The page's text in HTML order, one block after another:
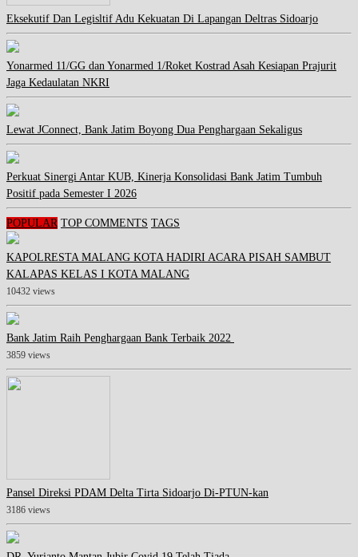
Eksekutif Dan Legisltif Adu Kekuatan Di Lapangan Deltras Sidoarjo
Yonarmed 11/GG dan Yonarmed 1/Roket Kostrad Asah Kesiapan Prajurit
Jaga Kedaulatan NKRI
Lewat JConnect, Bank Jatim Boyong Dua Penghargaan Sekaligus
Perkuat Sinergi Antar KUB, Kinerja Konsolidasi Bank Jatim Tumbuh
Positif pada Semester I 2026
POPULAR TOP COMMENTS TAGS
KAPOLRESTA MALANG KOTA HADIRI ACARA PISAH SAMBUT
KALAPAS KELAS I KOTA MALANG
10432 views
Bank Jatim Raih Penghargaan Bank Terbaik 2022
3859 views
Pansel Direksi PDAM Delta Tirta Sidoarjo Di-PTUN-kan
3186 views